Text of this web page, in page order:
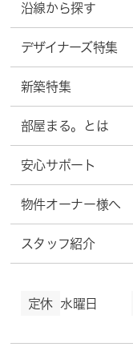
沿線から探す
デザイナーズ特集
新築特集
部屋まる。とは
安心サポート
物件オーナー様へ
スタッフ紹介
定休 水曜日